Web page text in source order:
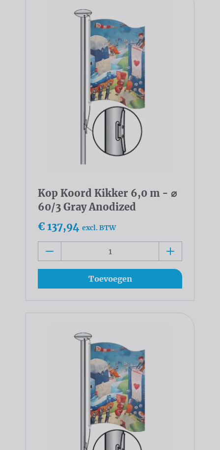
Kop Koord Kikker 6,0 m - ⌀
60/3 Gray Anodized
€ 137,94 excl. BTW
Toevoegen